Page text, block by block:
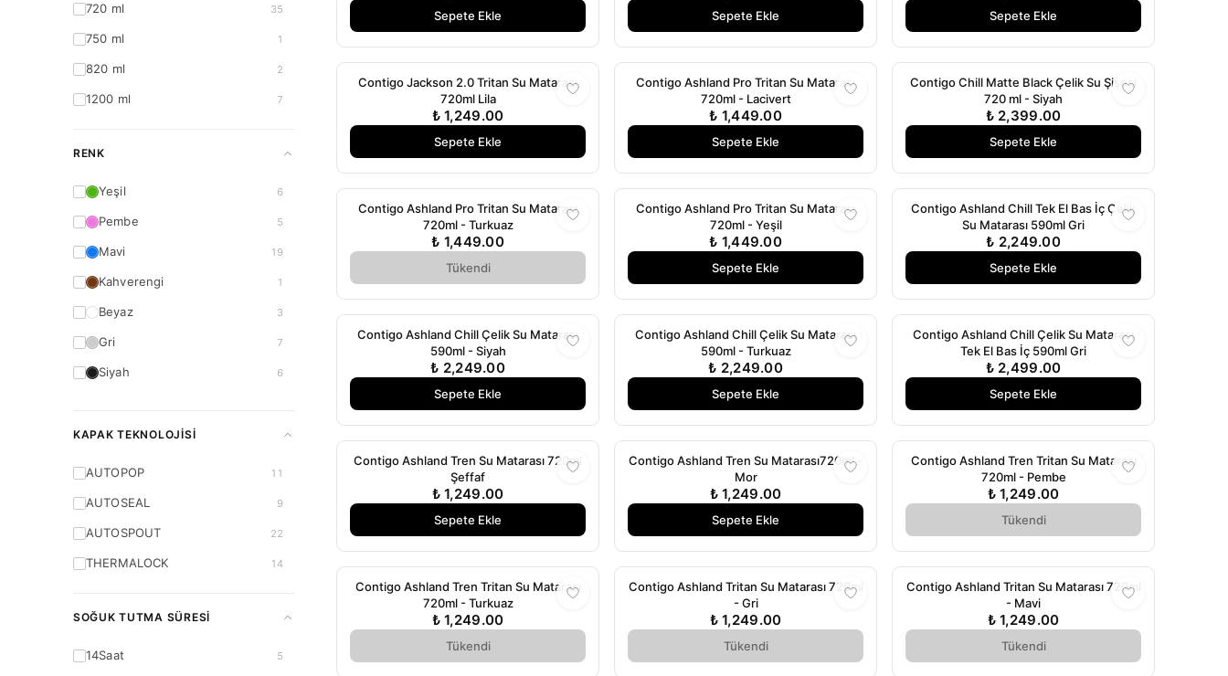
720 ml 35
750 ml 1
820 ml 2
1200 ml 7
RENK
Yeşil 6
Pembe 5
Mavi 19
Kahverengi 1
Beyaz 3
Gri 7
Siyah 6
Şeffaf
KAPAK TEKNOLOJISI
AUTOPOP 11
AUTOSEAL 9
AUTOSPOUT 22
THERMALOCK 14
SOĞUK TUTMA SÜRESI
14Saat 5
Sepete Ekle Sepete Ekle Sepete Ekle
Contigo Jackson 2.0 Tritan Su Matarası
720ml Lila
₺ 1,249.00
Sepete Ekle
Contigo Ashland Pro Tritan Su Matarası
720ml - Lacivert
₺ 1,449.00
Sepete Ekle
Contigo Chill Matte Black Çelik Su Şişesi
720 ml - Siyah
₺ 2,399.00
Sepete Ekle
Contigo Ashland Pro Tritan Su Matarası
720ml - Turkuaz
₺ 1,449.00
Tükendi
Contigo Ashland Pro Tritan Su Matarası
720ml - Yeşil
₺ 1,449.00
Sepete Ekle
Contigo Ashland Chill Tek El Bas İç Çelik
Su Matarası 590ml Gri
₺ 2,249.00
Sepete Ekle
Contigo Ashland Chill Çelik Su Matarası
590ml - Siyah
₺ 2,249.00
Sepete Ekle
Contigo Ashland Chill Çelik Su Matarası
590ml - Turkuaz
₺ 2,249.00
Sepete Ekle
Contigo Ashland Chill Çelik Su Matarası
Tek El Bas İç 590ml Gri
₺ 2,499.00
Sepete Ekle
Contigo Ashland Tren Su Matarası 720ml
Şeffaf
₺ 1,249.00
Sepete Ekle
Contigo Ashland Tren Su Matarası720ml -
Mor
₺ 1,249.00
Sepete Ekle
Contigo Ashland Tren Tritan Su Matarası
720ml - Pembe
₺ 1,249.00
Tükendi
Contigo Ashland Tren Tritan Su Matarası
720ml - Turkuaz
₺ 1,249.00
Tükendi
Contigo Ashland Tritan Su Matarası 720ml
- Gri
₺ 1,249.00
Tükendi
Contigo Ashland Tritan Su Matarası 720ml
- Mavi
₺ 1,249.00
Tükendi